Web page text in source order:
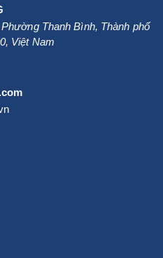
Thanh Bình, Thành phố
, Việt Nam